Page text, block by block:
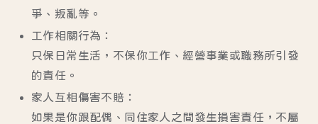
爭、叛亂等。
工作相關行為：
只保日常生活，不保你工作、經營事業或職務所引發
的責任。
家人互相傷害不賠：
如果是你跟配偶、同住家人之間發生損害責任，不屬